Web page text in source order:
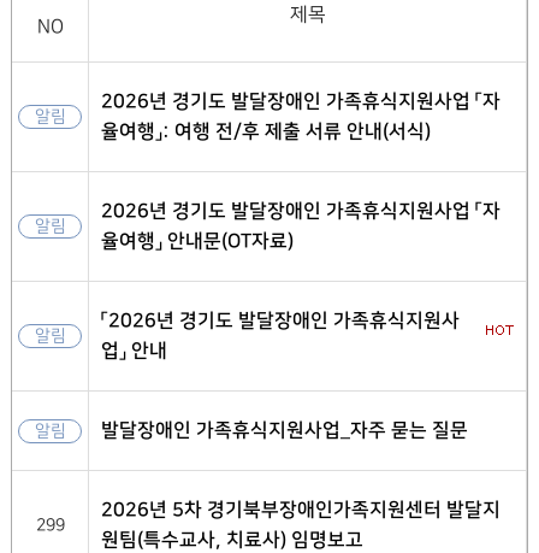
NO
제목
알림
2026년 경기도 발달장애인 가족휴식지원사업 「자
율여행」: 여행 전/후 제출 서류 안내(서식)
알림
2026년 경기도 발달장애인 가족휴식지원사업 「자
율여행」 안내문(OT자료)
알림
「2026년 경기도 발달장애인 가족휴식지원사
업」 안내
알림 발달장애인 가족휴식지원사업_자주 묻는 질문
299
2026년 5차 경기북부장애인가족지원센터 발달지
원팀(특수교사, 치료사) 임명보고